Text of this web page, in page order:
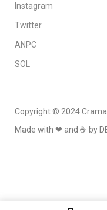
Instagram
Twitter
ANPC
SOL
Copyright © 2024
Made with ❤ and ☕ by